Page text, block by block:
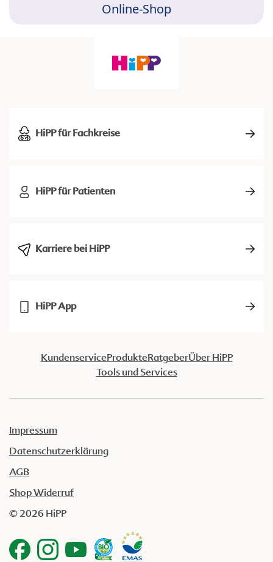
Online-Shop
HiPP für Fachkreise
HiPP für Patienten
Karriere bei HiPP
HiPP App
KundenserviceProdukteRatgeberÜber HiPP
Tools und Services
Impressum
Datenschutzerklärung
AGB
Shop Widerruf
© 2026 HiPP